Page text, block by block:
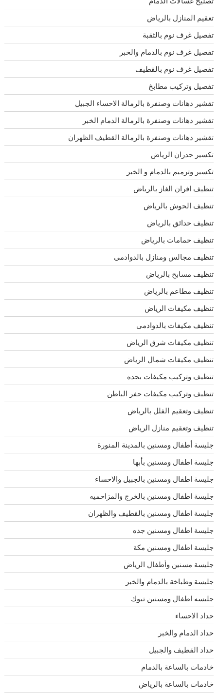
تعقيم المنازل بالرياض
تفصيل غرف نوم بالثقبة
تفصيل غرف نوم بالدمام والخبر
تفصيل غرف نوم بالقطيف
تفصيل وتركيب مطابخ
تقشير دهانات وصنفرة بالرمالة الاحساء الجبيل
تقشير دهانات وصنفرة بالرمالة الدمام الخبر
تقشير دهانات وصنفرة بالرمالة القطيف الظهران
تكسير جدران الرياض
تكسير وترميم بالدمام و الخبر
تنظيف افران الغاز بالرياض
تنظيف الحوش بالرياض
تنظيف حدائق بالرياض
تنظيف حمامات بالرياض
تنظيف مجالس ومنازل بالدوادمى
تنظيف مسابح بالرياض
تنظيف مطاعم بالرياض
تنظيف مكيفات الرياض
تنظيف مكيفات بالدوادمى
تنظيف مكيفات شرق الرياض
تنظيف مكيفات شمال الرياض
تنظيف وتركيب مكيفات بجده
تنظيف وتركيب مكيفات حفر الباطن
تنظيف وتعقيم الفلل بالرياض
تنظيف وتعقيم منازل الرياض
جليسة أطفال ومسنين بالمدينة المنورة
جليسة اطفال ومسنين بأبها
جليسة اطفال ومسنين بالجبيل والاحساء
جليسة اطفال ومسنين بالخرج والمزاحميه
جليسة اطفال ومسنين بالقطيف والظهران
جليسة اطفال ومسنين جده
جليسة اطفال ومسنين مكة
جليسة مسنين وأطفال الرياض
جليسة وطباخة بالدمام والخبر
جليسه اطفال ومسنين تبوك
حداد الاحساء
حداد الدمام والخبر
حداد القطيف والجبيل
خادمات بالساعة بالدمام
خادمات بالساعة بالرياض